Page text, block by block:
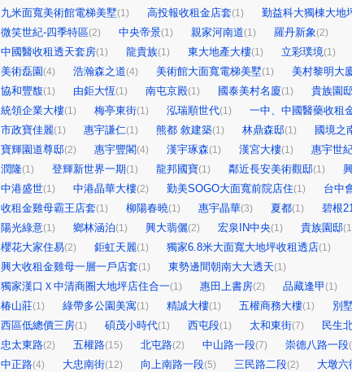
九米面寬美術館電梯美墅(1) 高投報收租金店套(1) 勤益科大獨棟大地
微笑世紀-四季特區(2) 中央帝景(1) 親家河南道(1) 羅丹新象(2)
中國醫收租透天套房(1) 龍貴族(1) 東大地產大樓(1) 立彩璞境(1)
美術磊園 (4) 浩瀚森之道(4) 美術館大面寬電梯美墅(1) 美村黎明大
協和豐馥(1) 由鉅大恆(1) 南屯京殿(1) 國泰美村名廈(1) 貴族園
統領企業大樓(1) 梅亭東街(1) 泓瑞順世代(1) 一中、中國醫藥收租
市政寶佳麗(1) 惠宇謙仁(1) 熊都 敘建築(1) 林鼎森邸(1) 國境之
寶輝園道尊邸(2) 惠宇豐閣(4) 漢宇琢森(1) 漢宮大樓(1) 惠宇世
潤隆(1) 登輝新世界一期(1) 龍邦國寶(1) 鄰近長安美術觀邸(1)
中港盛世(1) 中港晶華大樓(2) 勤美SOGO大面寬前院店住(1) 台中
收租金雞母霸王店套(1) 柳陽春曉(1) 惠宇晶華(3) 夏都(1) 碧根
陽光綠意(1) 鄉林涵泊(1) 興大翡儷(2) 宏泉IN中央(1) 貴族園邸
櫻花大家住易(2) 鉅虹天麗(1) 獨家6.8米大面寬大地坪收租透店(1)
興大收租金雞母一層一戶店套(1) 東勢邊間朝南大大透天(1)
獨家漢口Ｘ中清商圈大地坪店住合一(1) 惠田上書房(2) 品藏逢甲 (1)
椿山莊(1) 綠帶多公園美寓(1) 精誠大樓(1) 五權商務大樓(1) 別
西區低總價三房(1) 碩茂小時代(1) 西屯段(1) 太和東街(7) 民生
忠太東路(2) 五權路(15) 北屯路(2) 中山路一段(7) 崇德八路一段
中正路(4) 大忠南街(12) 向上南路一段(5) 三民路二段(2) 大墩六